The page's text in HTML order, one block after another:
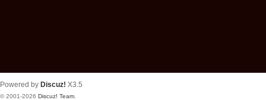
Powered by Discuz! X3.5
© 2001-2026 Discuz! Team